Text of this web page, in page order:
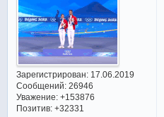
Зарегистрирован: 17.06.2019
Сообщений:26946
Уважение: +153876
Позитив: +32331